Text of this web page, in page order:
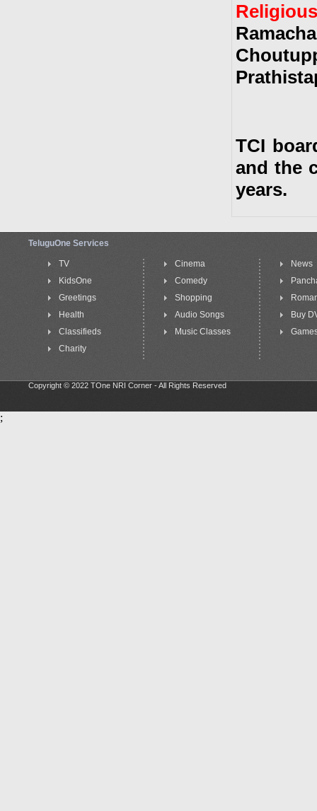
Religious
TCI
and the
years.
TeluguOne Services
TV
KidsOne
Greetings
Health
Classifieds
Charity
Cinema
Comedy
Shopping
Audio Songs
Music Classes
News
Buy
Copyright © 2022 TOne NRI Corner - All Rights Reserved
;